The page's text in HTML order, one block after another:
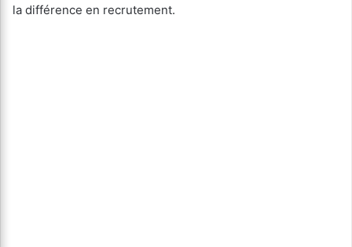
la différence en recrutement.